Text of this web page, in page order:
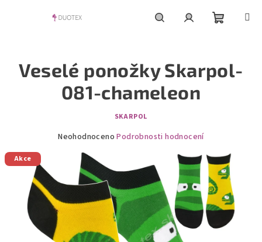
košík
Veselé ponožky Skarpol-
081-chameleon
SKARPOL
Průměrné
produktu
0,0
5
hvězdiček.
Neohodnoceno Podrobnosti hodnocení
Akce